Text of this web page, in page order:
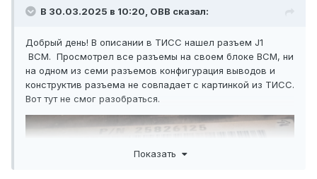
В 30.03.2025 в 10:20, ОВВ сказал:
Добрый день! В описании в ТИСС нашел разъем J1
BCM. Просмотрел все разъемы на своем блоке BCM, ни
на одном из семи разъемов конфигурация выводов и
конструктив разъема не совпадает с картинкой из ТИСС.
Вот тут не смог разобраться.
Показать